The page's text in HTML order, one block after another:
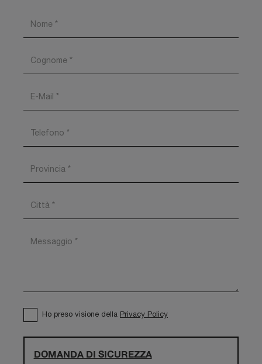
Ho preso visione della Privacy Policy
DOMANDA DI SICUREZZA